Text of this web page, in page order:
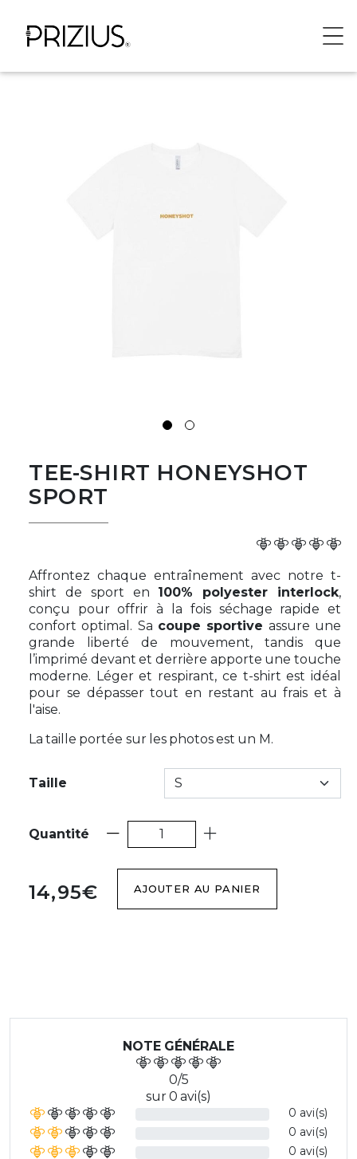
TEE-SHIRT HONEYSHOT
SPORT
Affrontez chaque entraînement avec notre t-
shirt de sport en 100% polyester interlock,
conçu pour offrir à la fois séchage rapide et
confort optimal . Sa coupe sportive assure une
grande liberté de mouvement, tandis que
l’imprimé devant et derrière apporte une touche
moderne. Léger et respirant, ce t-shirt est idéal
pour se dépasser tout en restant au frais et à
l'aise.
La taille portée sur les photos est un M.
Taille
Quantité
14,95€ AJOUTER AU PANIER
NOTE GÉNÉRALE
0/5
sur 0 avi(s)
0 avi(s)
0 avi(s)
0 avi(s)